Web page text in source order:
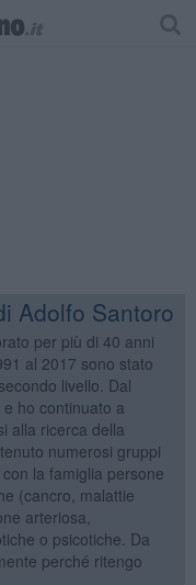
Adolfo Santoro
per più di 40 anni
al 2017 sono stato
livello. Dal
ho continuato a
alla ricerca della
numerosi gruppi
la famiglia persone
(cancro, malattie
arteriosa,
o psicotiche. Da
perché ritengo